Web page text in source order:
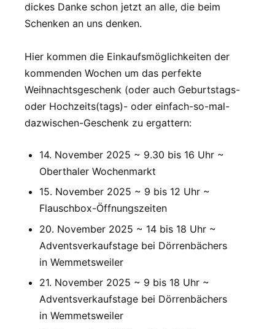
dickes Danke schon jetzt an alle, die beim
Schenken an uns denken.
Hier kommen die Einkaufsmöglichkeiten der
kommenden Wochen um das perfekte
Weihnachtsgeschenk (oder auch Geburtstags-
oder Hochzeits(tags)- oder einfach-so-mal-
dazwischen-Geschenk zu ergattern:
14. November 2025 ~ 9.30 bis 16 Uhr ~
Oberthaler Wochenmarkt
15. November 2025 ~ 9 bis 12 Uhr ~
Flauschbox-Öffnungszeiten
20. November 2025 ~ 14 bis 18 Uhr ~
Adventsverkaufstage bei Dörrenbächers
in Wemmetsweiler
21. November 2025 ~ 9 bis 18 Uhr ~
Adventsverkaufstage bei Dörrenbächers
in Wemmetsweiler